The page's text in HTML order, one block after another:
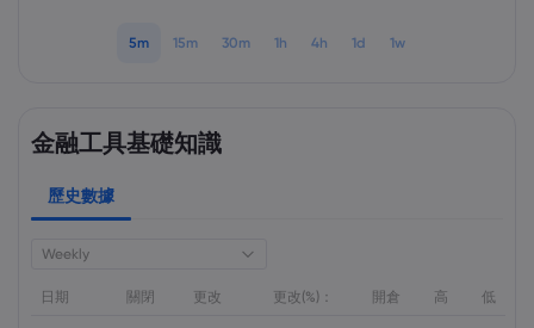
5m 15m 30m 1h 4h 1d 1w
金融工具基礎知識
歷史數據
Weekly
日期 關閉 更改 更改(%)： 開倉 高 低